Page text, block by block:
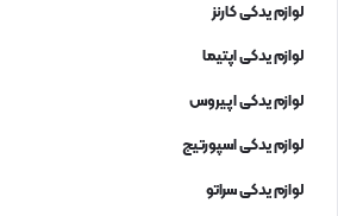
لوازم یدکی کارنز
لوازم یدکی اپتیما
لوازم یدکی اپیروس
لوازم یدکی اسپورتیج
لوازم یدکی سراتو